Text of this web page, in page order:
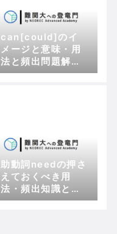
can[could]のイ
メージと意味・用
法と頻出問題解説
|受験英文法対策用
助動詞needの押さ
えておくべき用
法・頻出知識と、
一般動詞との違い